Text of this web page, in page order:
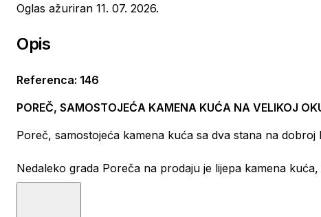
Oglas ažuriran 11. 07. 2026.
Opis
Referenca: 146
POREČ, SAMOSTOJEĆA KAMENA KUĆA NA VELIKOJ
Poreč, samostojeća kamena kuća sa dva stana na dobroj
Nedaleko grada Poreča na prodaju je lijepa kamena
prostire na dvije etaže, njena ukupna površina je 196 m2.